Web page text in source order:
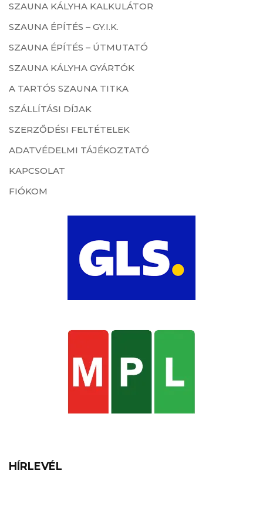
SZAUNA KÁLYHA KALKULÁTOR
SZAUNA ÉPÍTÉS – GY.I.K.
SZAUNA ÉPÍTÉS – ÚTMUTATÓ
SZAUNA KÁLYHA GYÁRTÓK
A TARTÓS SZAUNA TITKA
SZÁLLÍTÁSI DÍJAK
SZERZŐDÉSI FELTÉTELEK
ADATVÉDELMI TÁJÉKOZTATÓ
KAPCSOLAT
FIÓKOM
HÍRLEVÉL